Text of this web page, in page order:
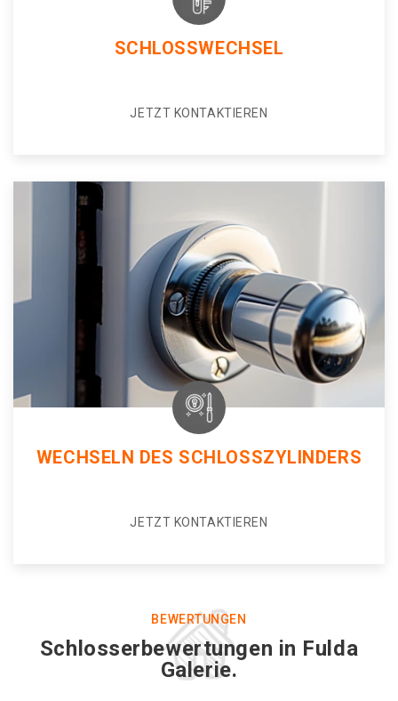
SCHLOSSWECHSEL
JETZT KONTAKTIEREN
WECHSELN DES SCHLOSSZYLINDERS
JETZT KONTAKTIEREN
BEWERTUNGEN
Schlosserbewertungen in Fulda
Galerie.